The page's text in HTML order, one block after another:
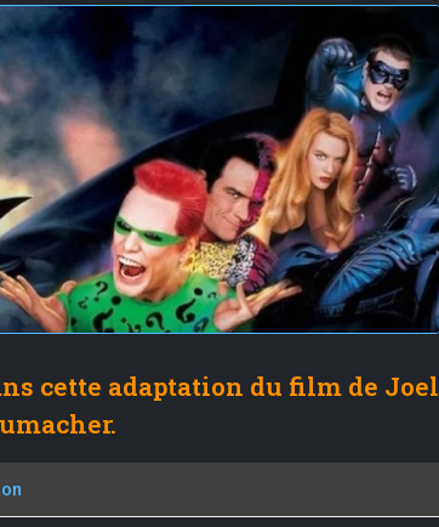
cette adaptation du film de Joel